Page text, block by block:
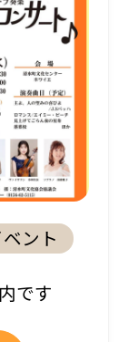
ント
です